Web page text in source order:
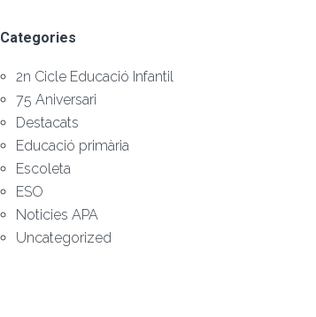
Categories
2n Cicle Educació Infantil
75 Aniversari
Destacats
Educació primària
Escoleta
ESO
Noticies APA
Uncategorized